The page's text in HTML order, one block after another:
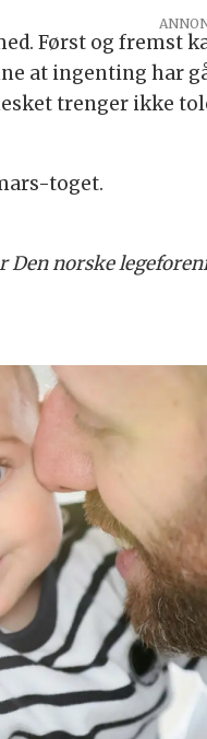
Først og
at ingenting har
trenger ikke
toget.
norske